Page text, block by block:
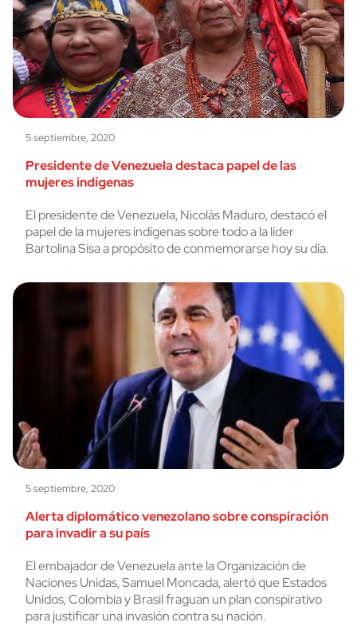
5 septiembre, 2020
Presidente de Venezuela destaca papel de las
mujeres indígenas
El presidente de Venezuela, Nicolás Maduro, destacó el
papel de la mujeres indígenas sobre todo a la líder
Bartolina Sisa a propósito de conmemorarse hoy su día.
5 septiembre, 2020
Alerta diplomático venezolano sobre conspiración
para invadir a su país
El embajador de Venezuela ante la Organización de
Naciones Unidas, Samuel Moncada, alertó que Estados
Unidos, Colombia y Brasil fraguan un plan conspirativo
para justificar una invasión contra su nación.